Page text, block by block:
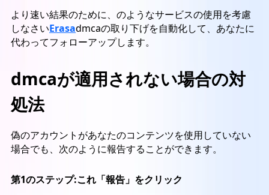
より速い結果のために、のようなサービスの使用を考慮
しなさいErasadmcaの取り下げを自動化して、あなたに
代わってフォローアップします。
dmcaが適用されない場合の対
処法
偽のアカウントがあなたのコンテンツを使用していない
場合でも、次のように報告することができます。
第1のステップ:これ 「報告」をクリック